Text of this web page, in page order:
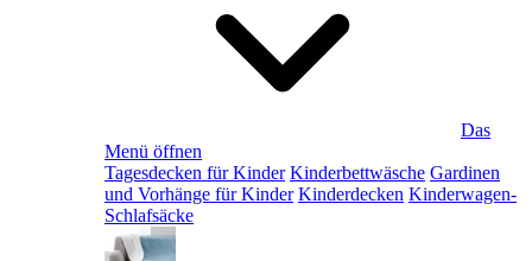
Das
Menü öffnen
Tagesdecken für Kinder Kinderbettwäsche Gardinen
und Vorhänge für Kinder Kinderdecken Kinderwagen-
Schlafsäcke